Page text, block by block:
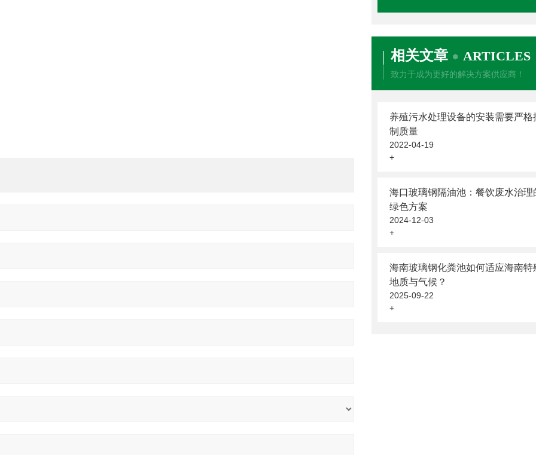
相关文章 ARTICLES
致力于成为更好的解决方案供应商！
养殖污水处理设备的安装需要严格
制质量
2022-04-19
+
海口玻璃钢隔油池：餐饮废水治理
绿色方案
2024-12-03
+
海南玻璃钢化粪池如何适应海南特
地质与气候？
2025-09-22
+